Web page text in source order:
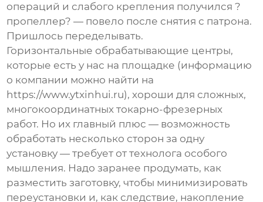
операций и слабого крепления получился ?
пропеллер? — повело после снятия с патрона.
Пришлось переделывать.
Горизонтальные обрабатывающие центры,
которые есть у нас на площадке (информацию
о компании можно найти на
https://www.ytxinhui.ru), хороши для сложных,
многокоординатныхтокарно-фрезерных
работ. Но их главный плюс — возможность
обработать несколько сторон за одну
установку — требует от технолога особого
мышления. Надо заранее продумать, как
разместить заготовку, чтобы минимизировать
переустановки и, как следствие, накопление